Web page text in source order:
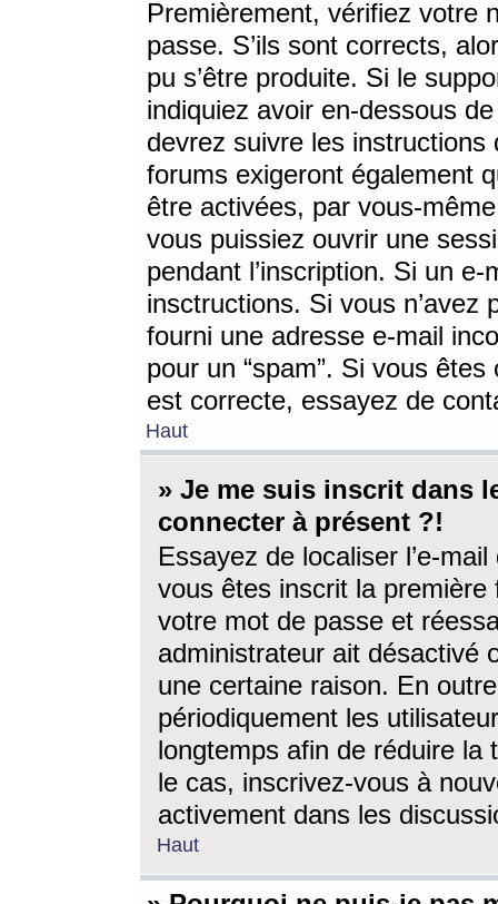
Premièrement, vérifiez votre
passe. S’ils sont corrects,
pu s’être produite. Si le
indiquiez avoir en-dessous
devrez suivre les
forums exigeront également
être activées, par vous-
vous puissiez ouvrir une
pendant l’inscription. Si un
insctructions. Si vous n’avez
fourni une adresse e-mail
pour un “spam”. Si vous
est correcte, essayez de
Haut
» Je me suis inscrit dans
connecter à présent ?!
Essayez de localiser l’e-
vous êtes inscrit la première
votre mot de passe et
administrateur ait désactivé
une certaine raison. En
périodiquement les
longtemps afin de réduire la
le cas, inscrivez-vous à
activement dans les
Haut